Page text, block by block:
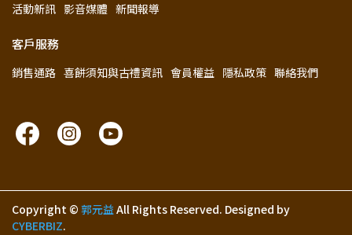
活動新訊 影音媒體 新聞報導
客戶服務
銷售通路 喜餅須知與古禮資訊 會員權益 隱私政策 聯絡我們
Copyright © 郭元益All Rights Reserved. Designed by
CYBERBIZ.